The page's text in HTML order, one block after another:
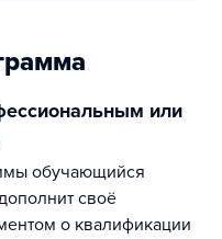
или
своё
о квалификации